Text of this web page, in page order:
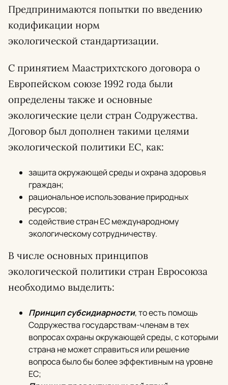
Предпринимаются попытки по введению
кодификации норм
экологической стандартизации.
С принятием Маастрихтского договора о
Европейском союзе 1992 года были
определены также и основные
экологические цели стран Содружества.
Договор был дополнен такими целями
экологической политики ЕС, как:
защита окружающей среды и охрана здоровья
граждан;
рациональное использование природных
ресурсов;
содействие стран ЕС международному
экологическому сотрудничеству.
В числе основных принципов
экологической политики стран Евросоюза
необходимо выделить:
Принцип субсидиарности, то есть помощь
Содружества государствам-членам в тех
вопросах охраны окружающей среды, с которыми
страна не может справиться или решение
вопроса было бы более эффективным на уровне
ЕС;